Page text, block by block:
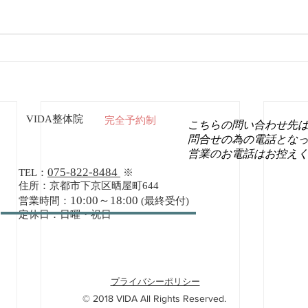
VIDA整体院 完全予約制
TEL： 075-822-8484
※
住所：京都市下京区晒屋町644
営業時間： 10:00～18:00 (最終受付)
定休日：日曜・祝日
こちらの問い合わせ先
問合せの為の電話とな
営業のお電話はお控え
プライバシーポリシー
© 2018 VIDA All Rights Reserved.